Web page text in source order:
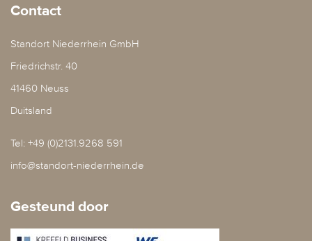
Contact
Standort Niederrhein GmbH
Friedrichstr. 40
41460 Neuss
Duitsland
Tel: +49 (0)2131.9268 591
info@standort-niederrhein.de
Gesteund door